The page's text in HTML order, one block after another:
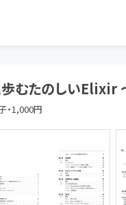
歩むたのしい
・1,000円